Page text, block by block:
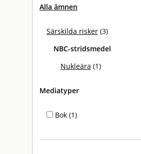
Alla ämnen
Särskilda risker (3)
NBC-stridsmedel
Nukleära (1)
Mediatyper
Bok (1)